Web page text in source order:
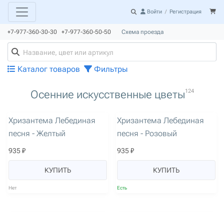
Войти / Регистрация
+7-977-360-30-30 +7-977-360-50-50 Схема проезда
Каталог товаров Фильтры
Осенние искусственные цветы124
Хризантема Лебединая
песня - Желтый
935 ₽
КУПИТЬ
Нет
Хризантема Лебединая
песня - Розовый
935 ₽
КУПИТЬ
Есть